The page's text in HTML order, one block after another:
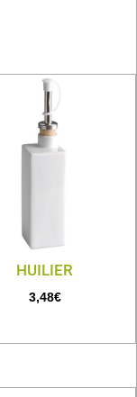
HUILIER
3,48€